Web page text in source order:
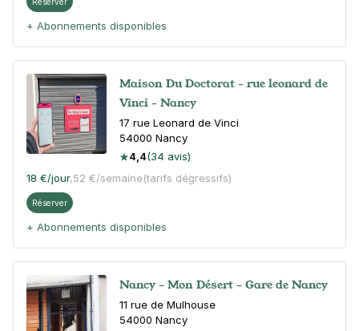
+ Abonnements disponibles
Maison Du Doctorat - rue leonard de
Vinci - Nancy
17 rue Leonard de Vinci
54000 Nancy
4,4(34 avis)
18 €/jour,52 €/semaine(tarifs dégressifs)
Réserver
+ Abonnements disponibles
Nancy - Mon Désert - Gare de Nancy
11 rue de Mulhouse
54000 Nancy